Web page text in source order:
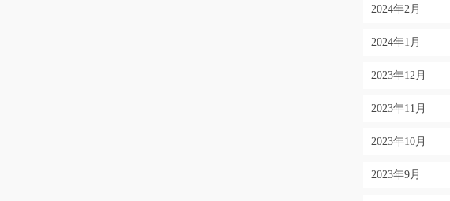
2024年2月
2024年1月
2023年12月
2023年11月
2023年10月
2023年9月